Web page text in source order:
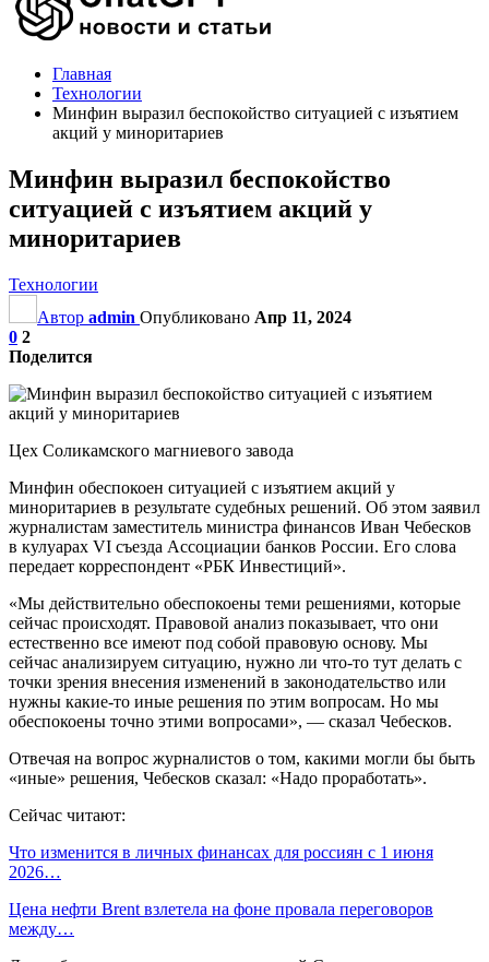
Главная
Технологии
Минфин выразил беспокойство ситуацией с изъятием
акций у миноритариев
Минфин выразил беспокойство
ситуацией с изъятием акций у
миноритариев
Технологии
Автор admin Опубликовано Апр 11, 2024
0 2
Поделится
Цех Соликамского магниевого завода
Минфин обеспокоен ситуацией с изъятием акций у
миноритариев в результате судебных решений. Об этом заявил
журналистам заместитель министра финансов Иван Чебесков
в кулуарах VI съезда Ассоциации банков России. Его слова
передает корреспондент «РБК Инвестиций».
«Мы действительно обеспокоены теми решениями, которые
сейчас происходят. Правовой анализ показывает, что они
естественно все имеют под собой правовую основу. Мы
сейчас анализируем ситуацию, нужно ли что-то тут делать с
точки зрения внесения изменений в законодательство или
нужны какие-то иные решения по этим вопросам. Но мы
обеспокоены точно этими вопросами», — сказал Чебесков.
Отвечая на вопрос журналистов о том, какими могли бы быть
«иные» решения, Чебесков сказал: «Надо проработать».
Сейчас читают:
Что изменится в личных финансах для россиян с 1 июня
2026…
Цена нефти Brent взлетела на фоне провала переговоров
между…